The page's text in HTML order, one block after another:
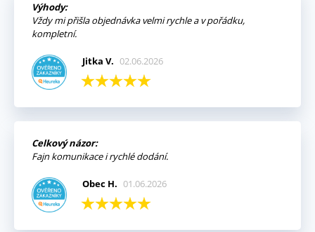
Výhody:
Vždy mi přišla objednávka velmi rychle a v pořádku,
kompletní.
Jitka V. 02.06.2026
Celkový názor:
Fajn komunikace i rychlé dodání.
Obec H. 01.06.2026